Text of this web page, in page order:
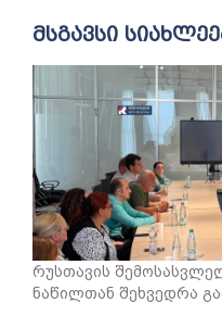
მსგავსი
რუსთავის
ნაწილთან შეხვედრა